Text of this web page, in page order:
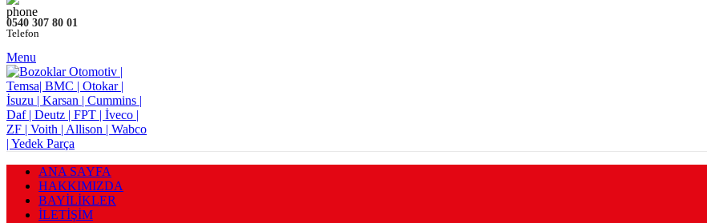
0540 307 80 01
Telefon
Menu
ANA SAYFA
HAKKIMIZDA
BAYİLİKLER
İLETİŞİM